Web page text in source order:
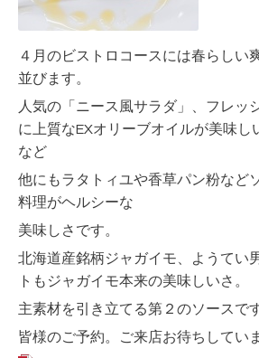
４月のビストロコースには春らしい
並びます。
人気の「ニース風サラダ」、フレッ
に上質なEXオリーブオイルが美味し
など
他にもラタトィユや香草パン粉など
料理がヘルシーな
美味しさです。
北海道産銘柄ジャガイモ、ようてい
トもジャガイモ本来の美味しいさ。
主素材を引き立てる第２のソースで
皆様のご予約。ご来店お待ちしてい